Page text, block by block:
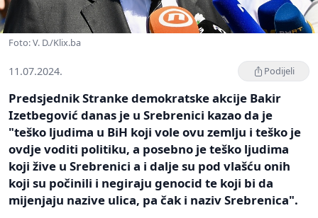
Foto: V. D./Klix.ba
11.07.2024. Podijeli
Predsjednik Stranke demokratske akcije Bakir
Izetbegović danas je u Srebrenici kazao da je
"teško ljudima u BiH koji vole ovu zemlju i teško je
ovdje voditi politiku, a posebno je teško ljudima
koji žive u Srebrenici a i dalje su pod vlašću onih
koji su počinili i negiraju genocid te koji bi da
mijenjaju nazive ulica, pa čak i naziv Srebrenica".